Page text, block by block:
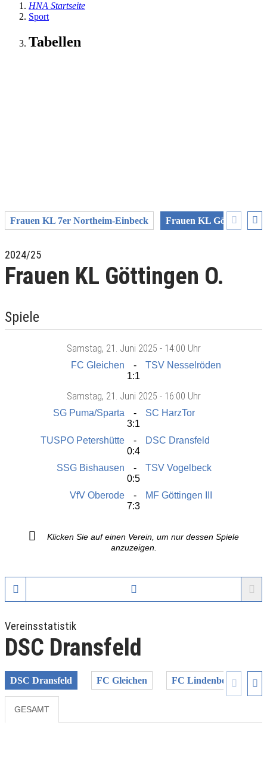
HNA Startseite
Sport
Tabellen
Frauen KL 7er Northeim-Einbeck Frauen KL Göttingen O.
2024/25
Frauen KL Göttingen O.
Spiele
Samstag, 21. Juni 2025 - 14:00 Uhr
FC Gleichen
TSV Nesselröden
1:1
Samstag, 21. Juni 2025 - 16:00 Uhr
SG Puma/Sparta
SC HarzTor
3:1
TUSPO Petershütte
DSC Dransfeld
0:4
SSG Bishausen
TSV Vogelbeck
0:5
VfV Oberode
MF Göttingen III
7:3
Klicken Sie auf einen Verein, um nur dessen Spiele
anzuzeigen.
Vereinsstatistik
DSC Dransfeld
DSC Dransfeld FC Gleichen FC Lindenberg
GESAMT